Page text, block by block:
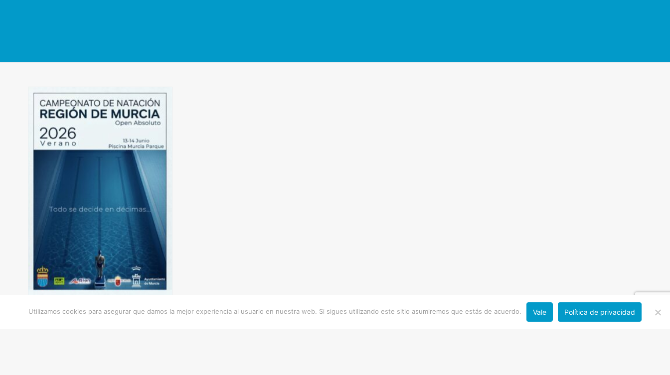
Evento Adaptada natación
OPEN
Utilizamos cookies para asegurar que damos la mejor experiencia al usuario en nuestra web. Si sigues utilizando este sitio asumiremos que estás de acuerdo. Vale Política de privacidad